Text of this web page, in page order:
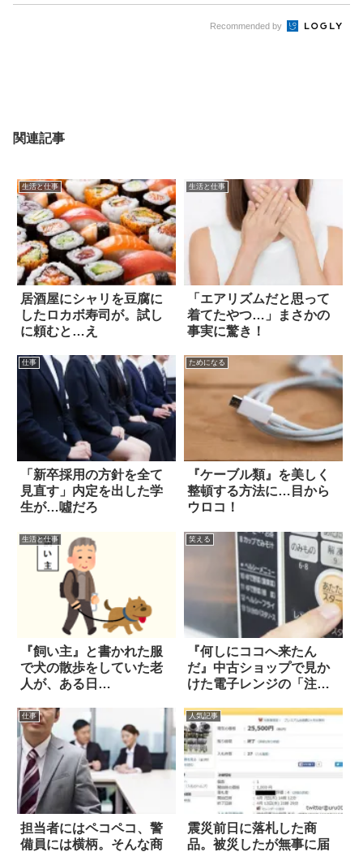
Recommended by
関連記事
生活と仕事
居酒屋にシャリを豆腐に
したロカボ寿司が。試し
に頼むと…え
生活と仕事
「エアリズムだと思って
着てたやつ…」まさかの
事実に驚き！
仕事
「新卒採用の方針を全て
見直す」内定を出した学
生が…噓だろ
ためになる
『ケーブル類』を美しく
整頓する方法に…目から
ウロコ！
生活と仕事
『飼い主』と書かれた服
で犬の散歩をしていた老
人が、ある日…
笑える
『何しにココへ来たん
だ』中古ショップで見か
けた電子レンジの「注意
仕事
担当者にはペコペコ、警
備員には横柄。そんな商
人気記事
震災前日に落札した商
品。被災したが無事に届